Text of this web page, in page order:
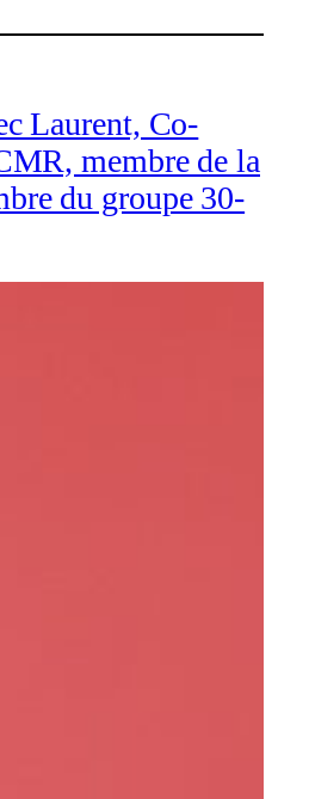
Laurent, Co-
membre de la
du groupe 30-